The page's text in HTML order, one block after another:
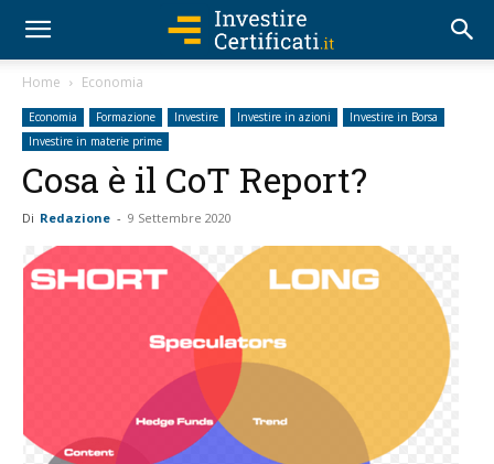
Home Economia
Economia Formazione Investire Investire in azioni
Investire in Borsa
Investire in materie prime
Cosa è il CoT Report?
Di Redazione - 9 Settembre 2020